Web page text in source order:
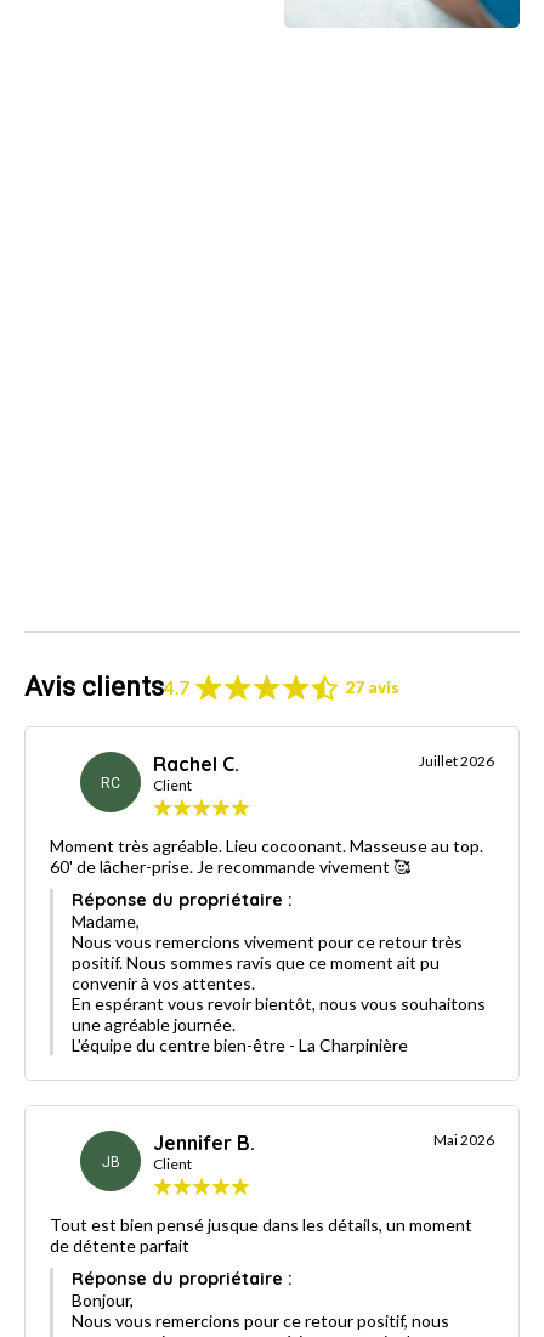
Avis clients4.7 27 avis
RC
Rachel C.
Client
Juillet 2026
Moment très agréable. Lieu cocoonant. Masseuse au top.
60' de lâcher-prise. Je recommande vivement 🥰
Réponse du propriétaire :
Madame,
Nous vous remercions vivement pour ce retour très
positif. Nous sommes ravis que ce moment ait pu
convenir à vos attentes.
En espérant vous revoir bientôt, nous vous souhaitons
une agréable journée.
L'équipe du centre bien-être - La Charpinière
JB
Jennifer B.
Client
Mai 2026
Tout est bien pensé jusque dans les détails, un moment
de détente parfait
Réponse du propriétaire :
Bonjour,
Nous vous remercions pour ce retour positif, nous